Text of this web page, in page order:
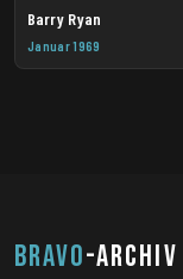
Barry Ryan
Januar 1969
BRAVO-ARCHIV